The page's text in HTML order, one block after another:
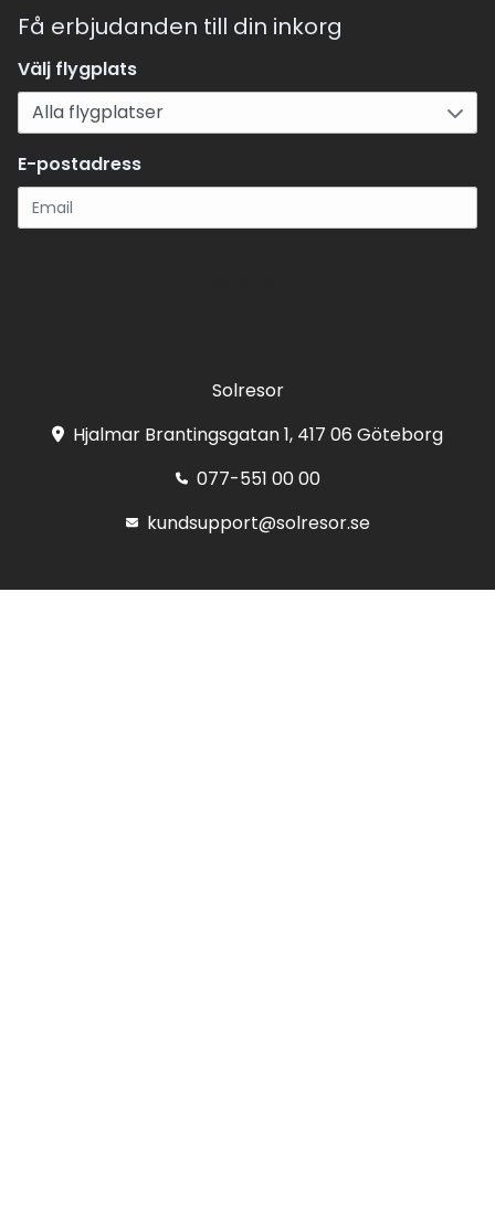
Få erbjudanden till din inkorg
Välj flygplats
E-postadress
Solresor
Hjalmar Brantingsgatan 1, 417 06 Göteborg
077-551 00 00
kundsupport@solresor.se